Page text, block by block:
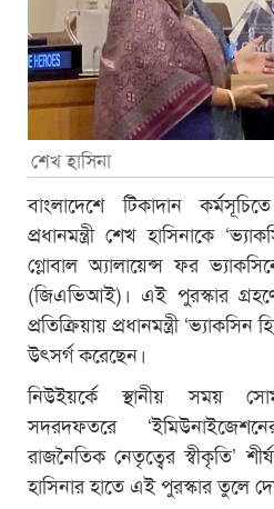
শেখ হাসিনা
বাংলাদেশে টিকাদান
প্রধানমন্ত্রী শেখ হাসিনাকে
গ্লোবাল অ্যালায়েন্স ফর
(জিএভিআই)। এই পুরস্কার
প্রতিক্রিয়ায় প্রধানমন্ত্রী
উৎসর্গ করেছেন।
নিউইয়র্কে স্থানীয় সময়
সদরদফতরে
রাজনৈতিক নেতৃত্বের স্বীকৃতি’
হাসিনার হাতে এই পুরস্কার তুলে